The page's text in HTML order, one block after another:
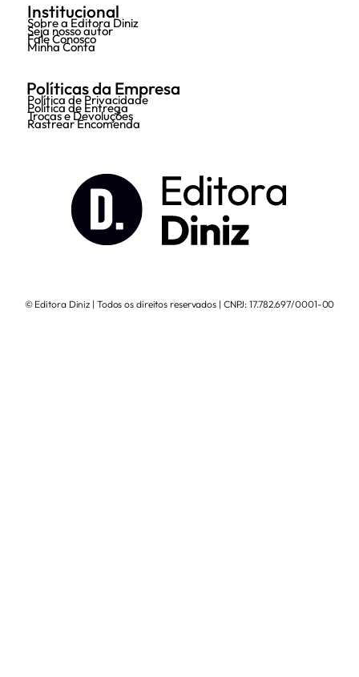
Institucional
Sobre a Editora Diniz
Seja nosso autor
Fale Conosco
Minha Conta
Políticas da Empresa
Política de Privacidade
Política de Entrega
Trocas e Devoluções
Rastrear Encomenda
© Editora Diniz | Todos os direitos reservados | CNPJ: 17.782.697/0001-00